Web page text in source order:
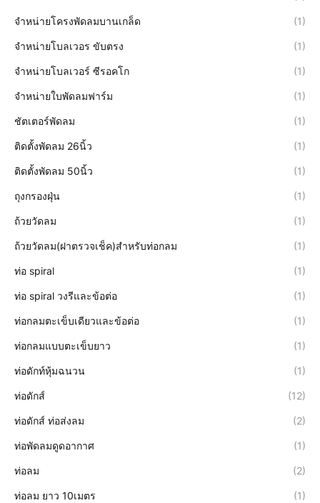
จำหน่ายโครงพัดลมบานเกล็ด (1)
จำหน่ายโบลเวอร ขับตรง (1)
จำหน่ายโบลเวอร์ ซีรอคโก (1)
จำหน่ายใบพัดลมฟาร์ม (1)
ชัตเตอร์พัดลม (1)
ติดตั้งพัดลม 26นิ้ว (1)
ติดตั้งพัดลม 50นิ้ว (1)
ถุงกรองฝุ่น (1)
ถ้วยวัดลม (1)
ถ้วยวัดลม(ฝาตรวจเช็ค)สำหรับท่อกลม (1)
ท่อ spiral (1)
ท่อ spiral วงรีและข้อต่อ (1)
ท่อกลมตะเข็บเดียวและข้อต่อ (1)
ท่อกลมแบบตะเข็บยาว (1)
ท่อดักท์หุ้มฉนวน (1)
ท่อดักส์ (12)
ท่อดักส์ ท่อส่งลม (2)
ท่อพัดลมดูดอากาศ (1)
ท่อลม (2)
ท่อลม ยาว 10เมตร (1)